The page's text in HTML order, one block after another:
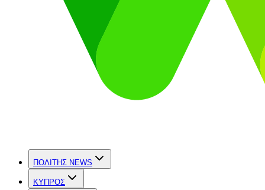
ΠΟΛΙΤΗΣ NEWS
ΚΥΠΡΟΣ